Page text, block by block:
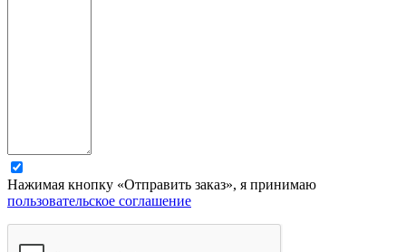
Нажимая кнопку «Отправить заказ», я принимаю
пользовательское соглашение